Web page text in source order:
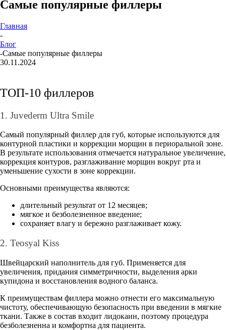
Самые популярные филлеры
Главная
-
Блог
-Самые популярные филлеры
30.11.2024
ТОП-10 филлеров
1. Juvederm Ultra Smile
Самый популярный филлер для губ, которые используются для
контурной пластики и коррекции морщин в периоральной зоне.
В результате использования отмечается натуральное увеличение,
коррекция контуров, разглаживание морщин вокруг рта и
уменьшение сухости в зоне коррекции.
Основными преимущества являются:
длительный результат от 12 месяцев;
мягкое и безболезненное введение;
сохраняет влагу и бережно разглаживает кожу.
2. Teosyal Kiss
Швейцарский наполнитель для губ. Применяется для
увеличения, придания симметричности, выделения арки
купидона и восстановления водного баланса.
К преимуществам филлера можно отнести его максимальную
чистоту, обеспечивающую безопасность при введении в мягкие
ткани. Также в состав входит лидокаин, поэтому процедура
безболезненна и комфортна для пациента.